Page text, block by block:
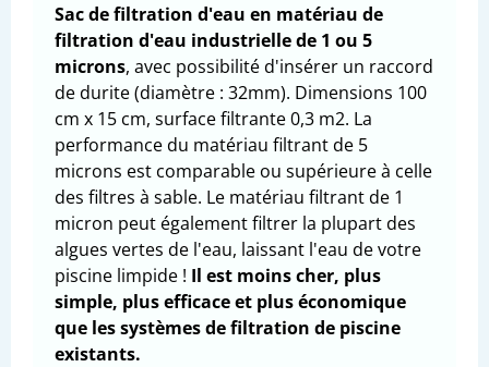
Sac de filtration d'eau en matériau de
filtration d'eau industrielle de 1 ou 5
microns, avec possibilité d'insérer un raccord
de durite (diamètre : 32mm). Dimensions 100
cm x 15 cm, surface filtrante 0,3 m2. La
performance du matériau filtrant de 5
microns est comparable ou supérieure à celle
des filtres à sable. Le matériau filtrant de 1
micron peut également filtrer la plupart des
algues vertes de l'eau, laissant l'eau de votre
piscine limpide ! Il est moins cher, plus
simple, plus efficace et plus économique
que les systèmes de filtration de piscine
existants.